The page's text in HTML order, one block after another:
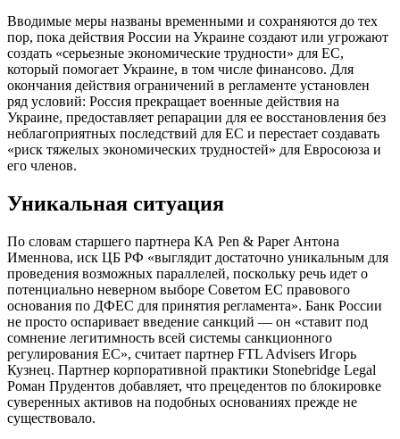
Вводимые меры названы временными и сохраняются до тех
пор, пока действия России на Украине создают или угрожают
создать «серьезные экономические трудности» для ЕС,
который помогает Украине, в том числе финансово. Для
окончания действия ограничений в регламенте установлен
ряд условий: Россия прекращает военные действия на
Украине, предоставляет репарации для ее восстановления без
неблагоприятных последствий для ЕС и перестает создавать
«риск тяжелых экономических трудностей» для Евросоюза и
его членов.
Уникальная ситуация
По словам старшего партнера КА Pen & Paper Антона
Именнова, иск ЦБ РФ «выглядит достаточно уникальным для
проведения возможных параллелей, поскольку речь идет о
потенциально неверном выборе Советом ЕС правового
основания по ДФЕС для принятия регламента». Банк России
не просто оспаривает введение санкций — он «ставит под
сомнение легитимность всей системы санкционного
регулирования ЕС», считает партнер FTL Advisers Игорь
Кузнец. Партнер корпоративной практики Stonebridge Legal
Роман Прудентов добавляет, что прецедентов по блокировке
суверенных активов на подобных основаниях прежде не
существовало.